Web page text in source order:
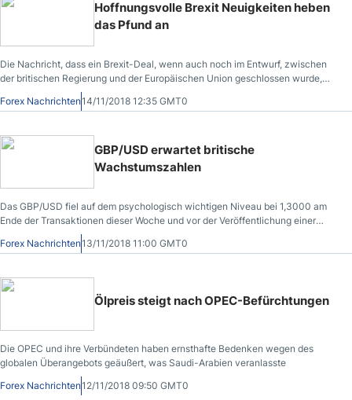
Hoffnungsvolle Brexit Neuigkeiten heben
das Pfund an
Die Nachricht, dass ein Brexit-Deal, wenn auch noch im Entwurf, zwischen
der britischen Regierung und der Europäischen Union geschlossen wurde,
reichte aus, um das Pfund Sterling zu heben.
Forex Nachrichten14/11/2018 12:35 GMT0
GBP/USD erwartet britische
Wachstumszahlen
Das GBP/USD fiel auf dem psychologisch wichtigen Niveau bei 1,3000 am
Ende der Transaktionen dieser Woche und vor der Veröffentlichung einer
Gruppe wichtiger Wirtschaftsdaten aus Großbritannien auseinander.
Forex Nachrichten13/11/2018 11:00 GMT0
Ölpreis steigt nach OPEC-Befürchtungen
Die OPEC und ihre Verbündeten haben ernsthafte Bedenken wegen des
globalen Überangebots geäußert, was Saudi-Arabien veranlasste
Forex Nachrichten12/11/2018 09:50 GMT0